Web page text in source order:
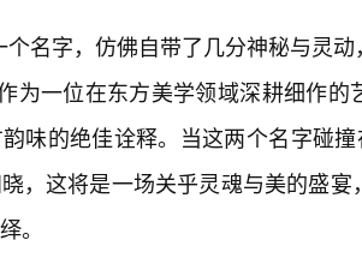
名字，仿佛自带了几分神秘与灵
为一位在东方美学领域深耕细作
味的绝佳诠释。当这两个名字碰
，这将是一场关乎灵魂与美的盛
。